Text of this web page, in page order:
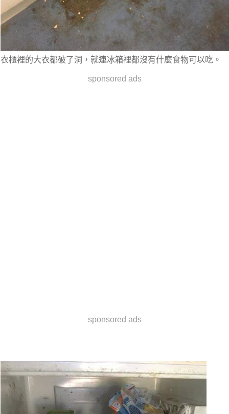
衣櫃裡的大衣都破了洞，就連冰箱裡都沒有什麼食物可以吃。
sponsored ads
sponsored ads